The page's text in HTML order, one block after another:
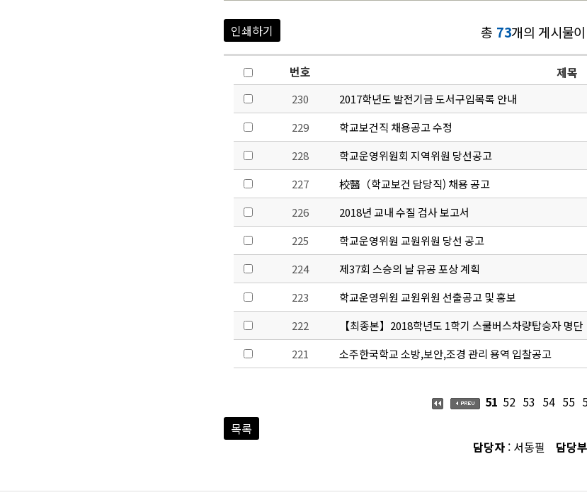
인쇄하기 총 73개의 게시물
번호 제목
230 2017학년도 발전기금 도서구입목록 안내
229
학교보건직 채용공고 수정
228
학교운영위원회 지역위원 당선공고
227
校醫（학교보건 담당직) 채용 공고
226
2018년 교내 수질 검사 보고서
225
학교운영위원 교원위원 당선 공고
224
제37회 스승의 날 유공 포상 계획
223
학교운영위원 교원위원 선출공고 및 홍보
222
【최종본】2018학년도 1학기 스쿨버스차량탑승자 명단
221
소주한국학교 소방,보안,조경 관리 용역 입찰공고
51 52 53 54 55
목록
담당자 : 서동필 담당